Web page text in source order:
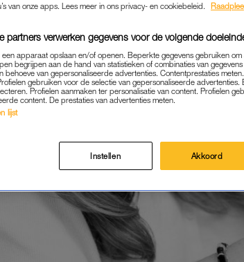
van onze apps. Lees meer in ons privacy- en cookiebeleid.
partners verwerken gegevens voor de volgende
apparaat opslaan en/of openen. Beperkte gegevens gebruiken om
begrijpen aan de hand van statistieken of combinaties van
behoeve van gepersonaliseerde advertenties. Contentprestaties
gebruiken voor de selectie van gepersonaliseerde
Profielen aanmaken ter personalisatie van content. Profielen
content. De prestaties van advertenties meten.
lijst
Instellen Akkoord